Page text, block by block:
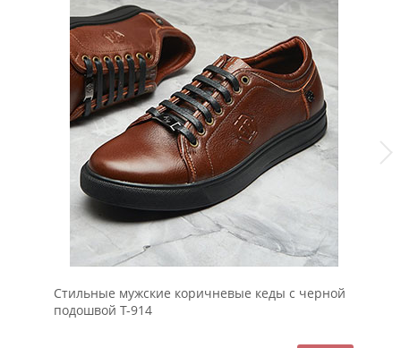
Стильные мужские коричневые кеды с черной
подошвой Т-914